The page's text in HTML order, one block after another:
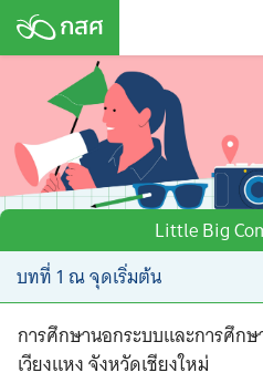
Skip
Little Big
การศึกษานอกระบบและการศึก
เวียงแหง จังหวัดเชียงใหม่